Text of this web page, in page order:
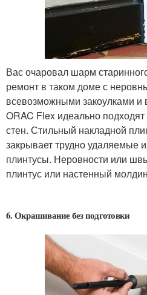
Вас очаровал шарм
ремонт в таком доме с
всевозможными закоулками
ORAC Flex идеально
стен. Стильный накладной
закрывает трудно удаляемые
плинтусы. Неровности или
плинтус или настенный
6. Окрашивание без подготовки